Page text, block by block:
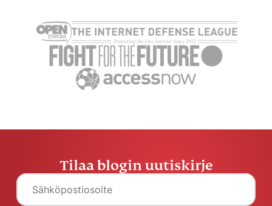
Tilaa blogin uutiskirje